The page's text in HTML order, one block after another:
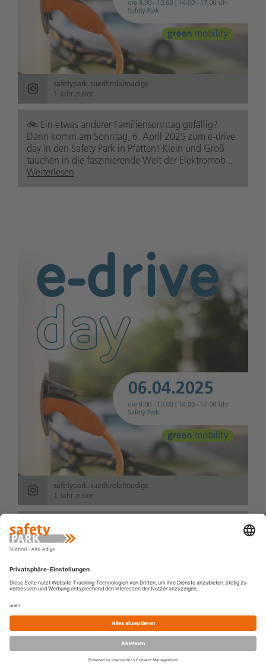
GUTSCHEIN NEWS
safetypark.suedtirolaltoadige
1 Jahr zuvor
🚲️ Ein etwas anderer Familiensonntag gefällig?
Dann komm am Sonntag, 6. April 2025 zum e-drive
day in den Safety Park in Pfatten! Klein und Groß
tauchen in die faszinierende Welt der Elektromob...
Weiterlesen
safetypark.suedtirolaltoadige
1 Jahr zuvor
Kennst du schon unser 👉🚘 Intensiv-Training II? Bei
diesem Training kannst du deinen Fahrstil weiter
verfeinern und wiederholst die Übungen aus dem
Weiterlesen